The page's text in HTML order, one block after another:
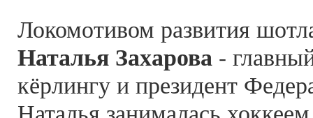
Локомотивом развития
Наталья Захарова -
кёрлингу и президент